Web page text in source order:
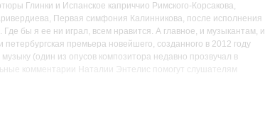
Глинки и Испанское каприччио Римского-Корсакова,
Первая симфония Калинникова, после исполнения
бы я ее ни играл, всем нравится. А главное, и музыкантам, и
премьера новейшего, созданного в 2012 году
(один из опусов композитора недавно прозвучал в
комментарии Наталии Энтелис помогут слушателям